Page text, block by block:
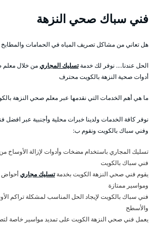
فني سباك صحي النزهة
هل تعاني من مشاكل تصريف المياه في الحمامات والمطابخ
الحل عندنا…. نوفر لك خدمةتسليك المجاريمن خلال معلم
أدوات صحية النزهة بالكويت محترف
ما هي أهم الخدمات التي نقدمها عبر معلم صحي النزهة
نوفر كافة الخدمات ولدينا خبرات محلية وأجنبية عبر
وفني سباك بالكويت ونقوم ب:
تسليك المجاري باستخدام مضخات وأدوات لإزالة الأوساخ
فني سباك بالكويت
يقوم فني صحي النزهة الكويت بخدمةتسليك مجاريأحواض
ومواسير ممتازة
فني سباك بالكويت لإيجاد الحل المناسب لمشكلة تراكم
والأسطح
يعمل فني صحي النزهة الكويت على تمديد مواسير خاصة